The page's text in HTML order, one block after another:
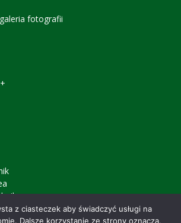
fotografii
– relacja
z ciasteczek aby świadczyć usługi na
Dalsze korzystanie ze strony oznacza,